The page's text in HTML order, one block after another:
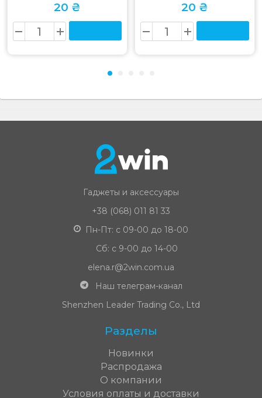
20 ₴ 20 ₴
Гаджеты и аксессуары
+38 (068) 011 81 33
Пн-Пт: с 09-00 до 18-00
Сб: с 9-00 до 14-00
elena.r@2win.com.ua
Наш телеграм-канал
Shenzhen Leader Trading Co., Ltd
Разделы
Новинки
Распродажа
О компании
Условия оплаты и доставки